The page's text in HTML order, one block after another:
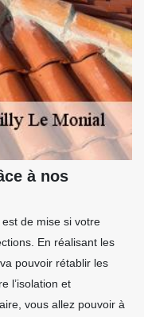
à nos
de mise si votre
En réalisant les
pouvoir rétablir les
l’isolation et
vous allez pouvoir à